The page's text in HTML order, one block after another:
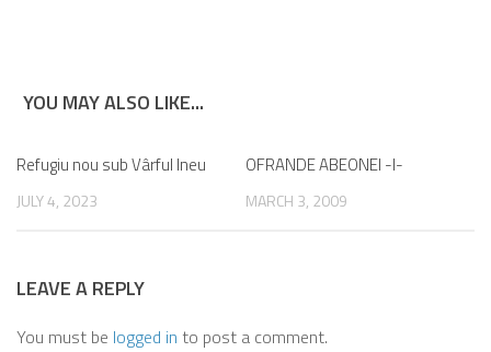
YOU MAY ALSO LIKE...
Refugiu nou sub Vârful Ineu
JULY 4, 2023
OFRANDE ABEONEI -I-
MARCH 3, 2009
LEAVE A REPLY
You must be logged in to post a comment.